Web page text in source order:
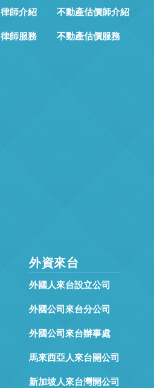
律師介紹
律師服務
不動產估價師介紹
不動產估價服務
外資來台
外國人來台設立公司
外國公司來台分公司
外國公司來台辦事處
馬來西亞人來台開公司
新加坡人來台灣開公司